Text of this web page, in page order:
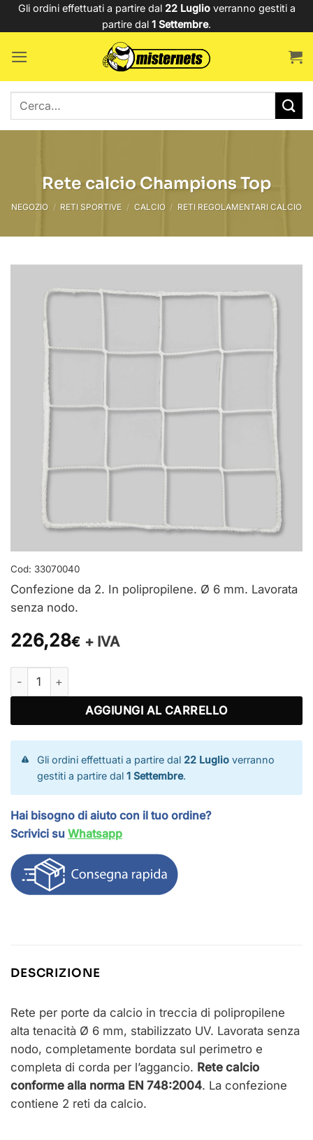
SaltaGli ordini effettuati a partire dal 22 Luglioverranno gestiti a
partire dal 1 Settembre.
Cerca:
Rete calcio Champions Top
NEGOZIO / RETI SPORTIVE / CALCIO / RETI REGOLAMENTARI CALCIO
Cod: 33070040
Confezione da 2. In polipropilene. Ø 6 mm. Lavorata
senza nodo.
226,28€ + IVA
Rete calcio Champions Top quantità
AGGIUNGI AL CARRELLO
Gli ordini effettuati a partire dal 22 Luglio verranno
gestiti a partire dal1 Settembre.
Hai bisogno di aiuto con il tuo ordine?
Scrivici su Whatsapp
DESCRIZIONE
Rete per porte da calcio in treccia di polipropilene
alta tenacità Ø 6 mm, stabilizzato UV. Lavorata senza
nodo, completamente bordata sul perimetro e
completa di corda per l’aggancio. Rete calcio
conforme alla norma EN 748:2004. La confezione
contiene 2 reti da calcio.